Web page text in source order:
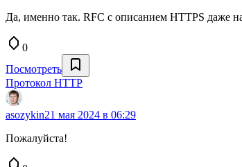
Да, именно так. RFC с описанием HTTPS даже
0
Посмотреть
Протокол HTTP
asozykin21 мая 2024 в 06:29
Пожалуйста!